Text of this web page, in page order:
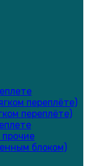
переплёте)
переплёте)
блоком)